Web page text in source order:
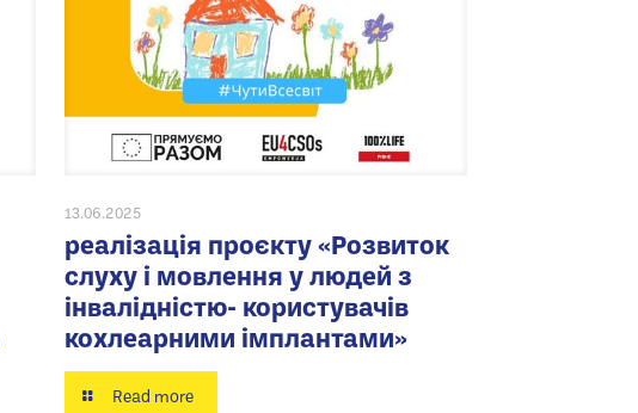
13.06.2025
реалізація проєкту «Розвиток
слуху і мовлення у людей з
інвалідністю- користувачів
кохлеарними імплантами»
Read more